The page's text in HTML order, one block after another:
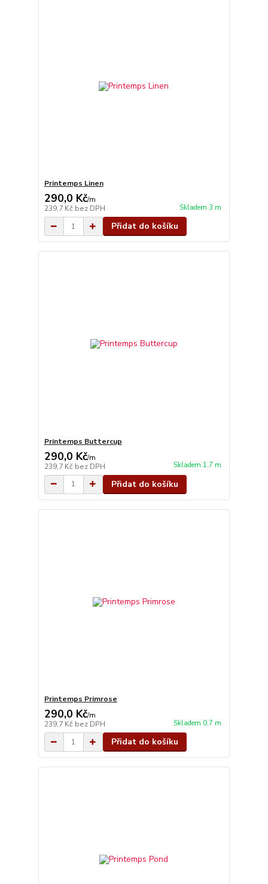
Printemps Linen
290,0 Kč/m
239,7 Kč bez DPH Skladem 3 m
Přidat do košíku
Printemps Buttercup
290,0 Kč/m
239,7 Kč bez DPH Skladem 1.7 m
Přidat do košíku
Printemps Primrose
290,0 Kč/m
239,7 Kč bez DPH Skladem 0.7 m
Přidat do košíku